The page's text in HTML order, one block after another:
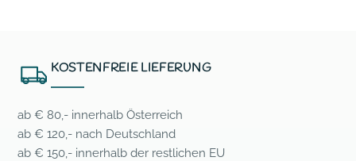
KOSTENFREIE LIEFERUNG
ab € 80,- innerhalb Österreich
ab € 120,- nach Deutschland
ab € 150,- innerhalb der restlichen EU